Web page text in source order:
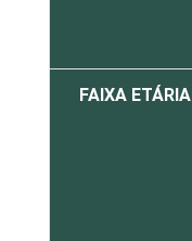
FAIXA ETÁRIA